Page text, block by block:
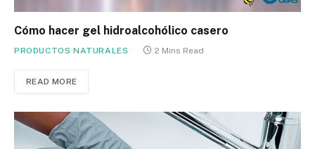
Cómo hacer gel hidroalcohólico casero
PRODUCTOS NATURALES 2 Mins Read
READ MORE